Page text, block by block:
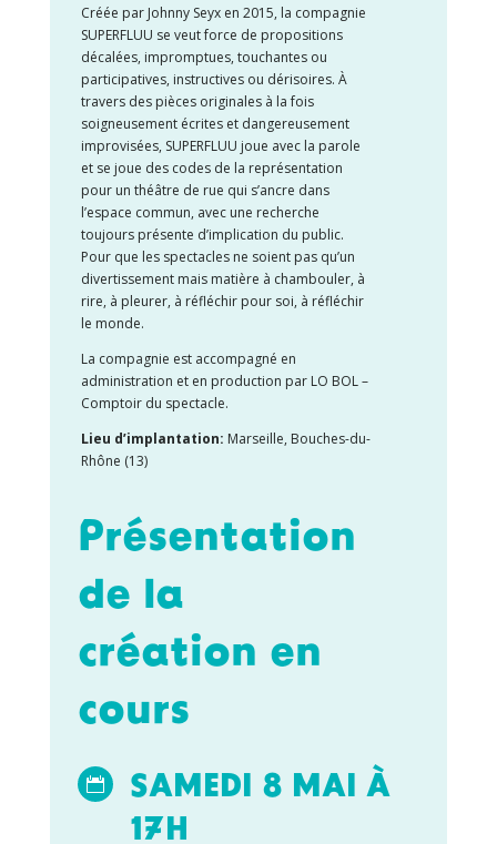
Créée par Johnny Seyx en 2015, la compagnie
SUPERFLUU se veut force de propositions
décalées, impromptues, touchantes ou
participatives, instructives ou dérisoires. À
travers des pièces originales à la fois
soigneusement écrites et dangereusement
improvisées, SUPERFLUU joue avec la parole
et se joue des codes de la représentation
pour un théâtre de rue qui s’ancre dans
l’espace commun, avec une recherche
toujours présente d’implication du public.
Pour que les spectacles ne soient pas qu’un
divertissement mais matière à chambouler, à
rire, à pleurer, à réfléchir pour soi, à réfléchir
le monde.
La compagnie est accompagné en
administration et en production par LO BOL –
Comptoir du spectacle.
Lieu d’implantation: Marseille, Bouches-du-
Rhône (13)
Présentation
de la
création en
cours

SAMEDI 8 MAI À
17H